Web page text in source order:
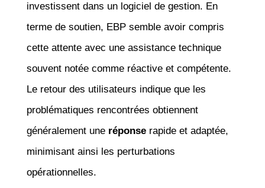
investissent dans un logiciel de gestion. En
terme de soutien, EBP semble avoir compris
cette attente avec une assistance technique
souvent notée comme réactive et compétente.
Le retour des utilisateurs indique que les
problématiques rencontrées obtiennent
généralement une réponserapide et adaptée,
minimisant ainsi les perturbations
opérationnelles.